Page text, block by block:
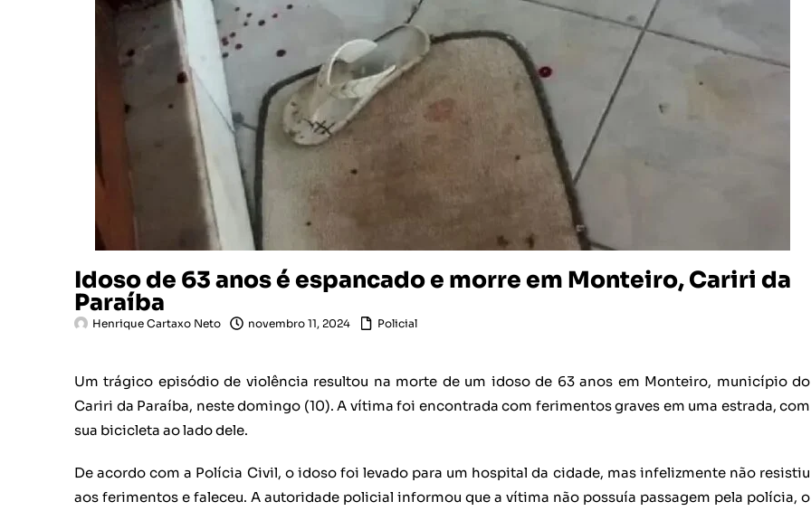
Idoso de 63 anos é espancado e morre em Monteiro, Cariri da
Paraíba
Henrique Cartaxo Neto novembro 11, 2024 Policial
Um trágico episódio de violência resultou na morte de um idoso de 63 anos em Monteiro, município do
Cariri da Paraíba, neste domingo (10). A vítima foi encontrada com ferimentos graves em uma estrada, com
sua bicicleta ao lado dele.
De acordo com a Polícia Civil, o idoso foi levado para um hospital da cidade, mas infelizmente não resistiu
aos ferimentos e faleceu. A autoridade policial informou que a vítima não possuía passagem pela polícia, o